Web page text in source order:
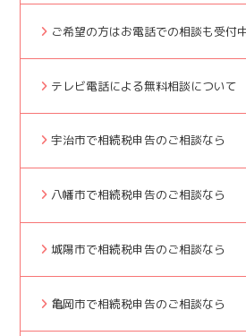
ご希望の方はお電話での相談も受付
テレビ電話による無料相談について
宇治市で相続税申告のご相談なら
八幡市で相続税申告のご相談なら
城陽市で相続税申告のご相談なら
亀岡市で相続税申告のご相談なら